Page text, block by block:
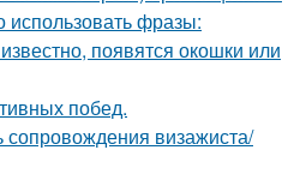
фразы:
появятся окошки или
побед.
визажиста/